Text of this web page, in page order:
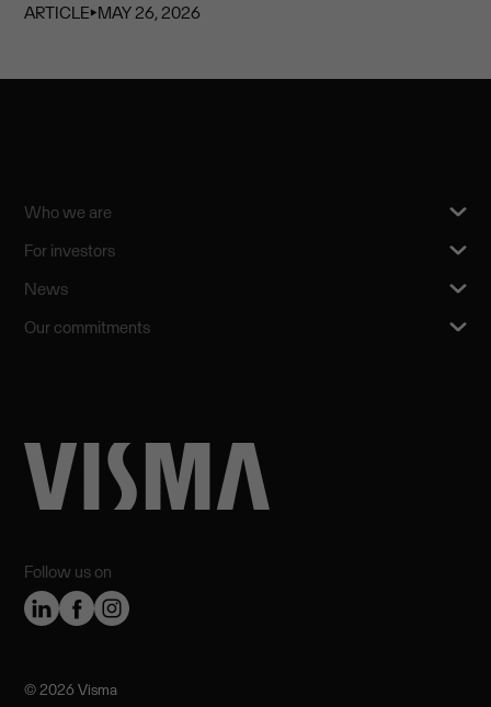
ARTICLE⏵MAY 26, 2026
Follow us on
Who we are
For investors
News
Our commitments
©️ 2026 Visma